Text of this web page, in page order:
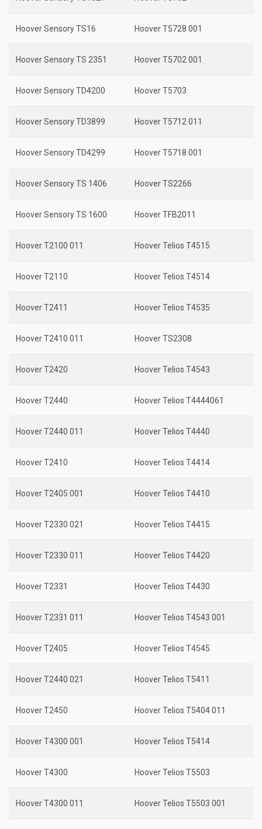
Hoover Sensory TS16 Hoover T5728 001
Hoover Sensory TS 2351 Hoover T5702 001
Hoover Sensory TD4200 Hoover T5703
Hoover Sensory TD3899 Hoover T5712 011
Hoover Sensory TD4299 Hoover T5718 001
Hoover Sensory TS 1406 Hoover TS2266
Hoover Sensory TS 1600 Hoover TFB2011
Hoover T2100 011 Hoover Telios T4515
Hoover T2110 Hoover Telios T4514
Hoover T2411 Hoover Telios T4535
Hoover T2410 011 Hoover TS2308
Hoover T2420 Hoover Telios T4543
Hoover T2440 Hoover Telios T4444061
Hoover T2440 011 Hoover Telios T4440
Hoover T2410 Hoover Telios T4414
Hoover T2405 001 Hoover Telios T4410
Hoover T2330 021 Hoover Telios T4415
Hoover T2330 011 Hoover Telios T4420
Hoover T2331 Hoover Telios T4430
Hoover T2331 011 Hoover Telios T4543 001
Hoover T2405 Hoover Telios T4545
Hoover T2440 021 Hoover Telios T5411
Hoover T2450 Hoover Telios T5404 011
Hoover T4300 001 Hoover Telios T5414
Hoover T4300 Hoover Telios T5503
Hoover T4300 011 Hoover Telios T5503 001